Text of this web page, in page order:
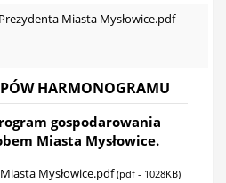
Miasta Mysłowice.pdf
HARMONOGRAMU
gospodarowania
Miasta Mysłowice.
Mysłowice.pdf(pdf - 1028KB)